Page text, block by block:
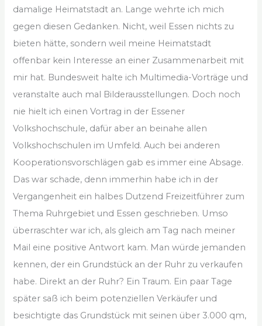
damalige Heimatstadt an. Lange wehrte ich mich
gegen diesen Gedanken. Nicht, weil Essen nichts zu
bieten hätte, sondern weil meine Heimatstadt
offenbar kein Interesse an einer Zusammenarbeit mit
mir hat. Bundesweit halte ich Multimedia-Vorträge und
veranstalte auch mal Bilderausstellungen. Doch noch
nie hielt ich einen Vortrag in der Essener
Volkshochschule, dafür aber an beinahe allen
Volkshochschulen im Umfeld. Auch bei anderen
Kooperationsvorschlägen gab es immer eine Absage.
Das war schade, denn immerhin habe ich in der
Vergangenheit ein halbes Dutzend Freizeitführer zum
Thema Ruhrgebiet und Essen geschrieben. Umso
überraschter war ich, als gleich am Tag nach meiner
Mail eine positive Antwort kam. Man würde jemanden
kennen, der ein Grundstück an der Ruhr zu verkaufen
habe. Direkt an der Ruhr? Ein Traum. Ein paar Tage
später saß ich beim potenziellen Verkäufer und
besichtigte das Grundstück mit seinen über 3.000 qm,